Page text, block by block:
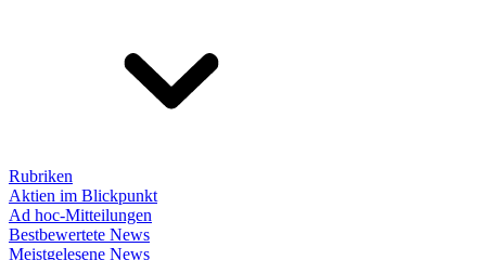
Rubriken
Aktien im Blickpunkt
Ad hoc-Mitteilungen
Bestbewertete News
Meistgelesene News